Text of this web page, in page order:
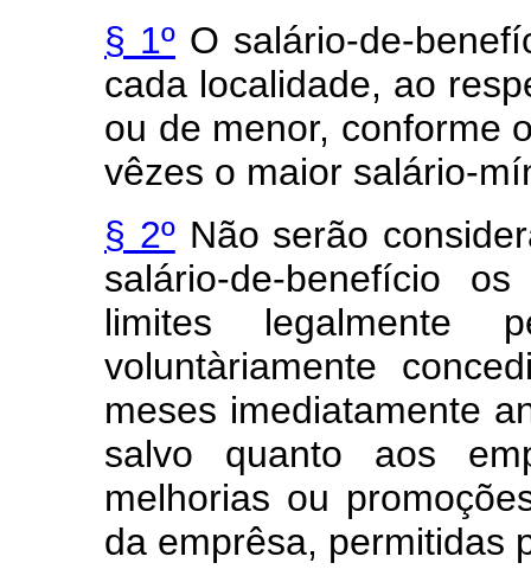
§ 1º O salário-de-
cada localidade, ao
ou de menor, conforme
vêzes o maior salário-
§ 2ºNão serão
salário-de-benefício
limites legalmente
voluntàriamente
meses imediatamente
salvo quanto aos
melhorias ou
da emprêsa, permitidas